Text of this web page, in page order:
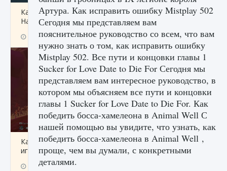
Как проверить статус сервера Delta Force
Hawk Ops
9 августа 2024 1 286 0 0
Как приручить существ джунглей Нари в
игре Creatures of Ava
9 августа 2024
Артура. Как исправить ошибку Mistplay 502
Сегодня мы представляем вам
пояснительное руководство со всем, что вам
нужно знать о том, как исправить ошибку
Mistplay 502. Все пути и концовки главы 1
Sucker for Love Date to Die For Сегодня мы
представляем вам интересное руководство, в
котором мы объясняем все пути и концовки
главы 1 Sucker for Love Date to Die For. Как
победить босса-хамелеона в Animal Well С
нашей помощью вы увидите, что узнать, как
победить босса-хамелеона в Animal Well ,
проще, чем вы думали, с конкретными
деталями.